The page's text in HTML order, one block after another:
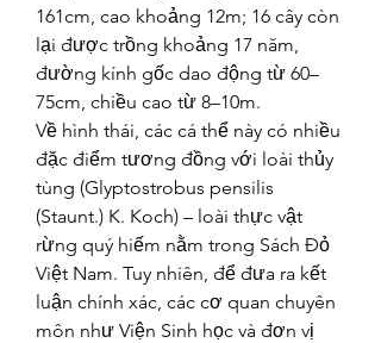
161cm, cao khoảng 12m; 16 cây còn
lại được trồng khoảng 17 năm,
đường kính gốc dao động từ 60–
75cm, chiều cao từ 8–10m.
Về hình thái, các cá thể này có nhiều
đặc điểm tương đồng với loài thủy
tùng (Glyptostrobus pensilis
(Staunt.) K. Koch) – loài thực vật
rừng quý hiếm nằm trong Sách Đỏ
Việt Nam. Tuy nhiên, để đưa ra kết
luận chính xác, các cơ quan chuyên
môn như Viện Sinh học và đơn vị